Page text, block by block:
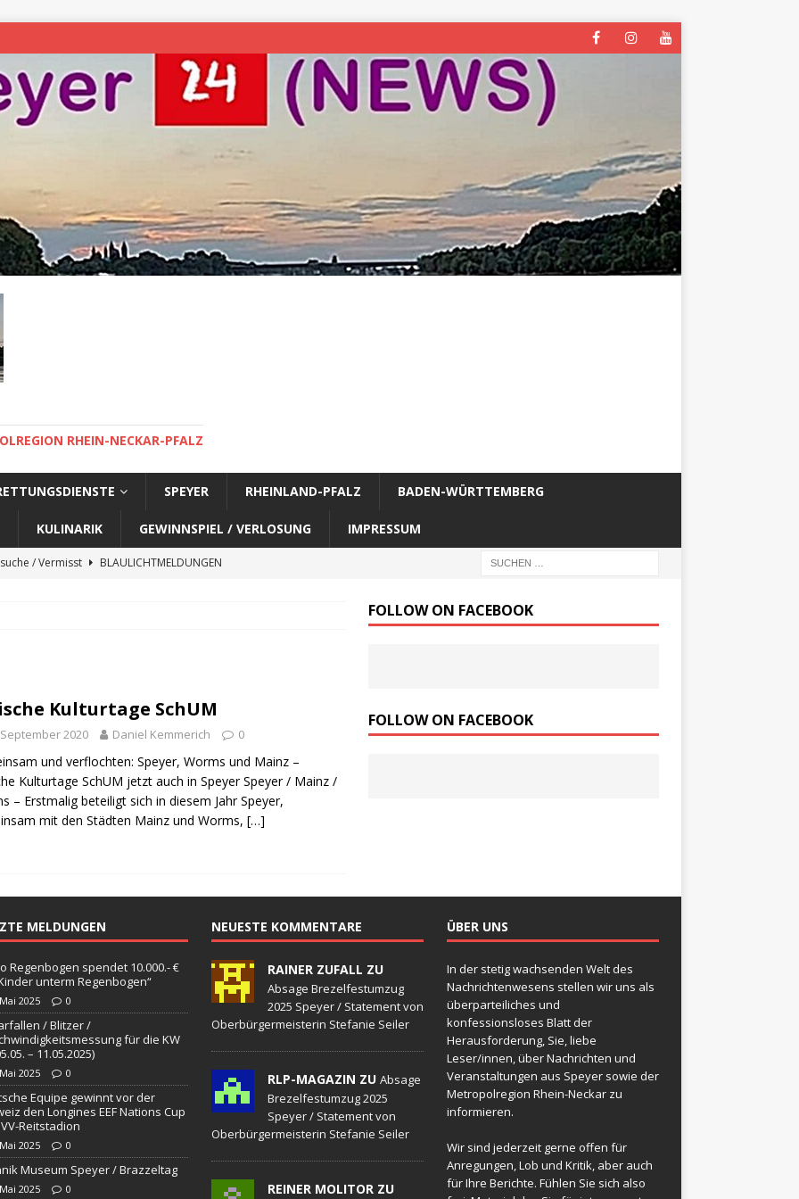
RHEIN-NECKAR-PFALZ
SPEYER RHEINLAND-PFALZ BADEN-WÜRTTEMBERG
KULINARIK GEWINNSPIEL / VERLOSUNG IMPRESSUM
/ Vermisst
BLAULICHTMELDUNGEN
/ Vermisst
/ Vermisst
/ Vermisst
BLAULICHTMELDUNGEN
/ Vermisst
BLAULICHTMELDUNGEN
Warnmeldung der Polizei
BLAULICHTMELDUNGEN
/ Öffentlichkeitsfahndung
BLAULICHTMELDUNGEN
BLAULICHTMELDUNGEN
– Militärischer Übungsplatz Dudenhofen / Speyer
UMWELT
spendet 10.000.- € an „Kinder unterm Regenbogen“
/ Blitzer / Geschwindigkeitsmessung für die KW 19 (05.05. –
gewinnt vor der Schweiz den Longines EEF Nations Cup im
Speyer / Brazzeltag
SPEYER
Kulturtage SchUM
September 2020 Daniel Kemmerich 0
und verflochten: Speyer, Worms und Mainz –
Kulturtage SchUM jetzt auch in Speyer Speyer / Mainz /
– Erstmalig beteiligt sich in diesem Jahr Speyer,
mit den Städten Mainz und Worms, […]
FOLLOW ON FACEBOOK
FOLLOW ON FACEBOOK
MELDUNGEN
Regenbogen spendet 10.000.- €
unterm Regenbogen“
2025 0
/ Blitzer /
für die KW
– 11.05.2025)
2025 0
Equipe gewinnt vor der
den Longines EEF Nations Cup
Reitstadion
2025 0
Museum Speyer / Brazzeltag
2025 0
NEUESTE KOMMENTARE
RAINER ZUFALL ZU
Absage Brezelfestumzug
2025 Speyer / Statement von
Oberbürgermeisterin Stefanie Seiler
RLP-MAGAZIN ZU Absage
Brezelfestumzug 2025
Speyer / Statement von
Oberbürgermeisterin Stefanie Seiler
REINER MOLITOR ZU
ÜBER UNS
In der stetig wachsenden Welt des
Nachrichtenwesens stellen wir uns als
überparteiliches und
konfessionsloses Blatt der
Herausforderung, Sie, liebe
Leser/innen, über Nachrichten und
Veranstaltungen aus Speyer sowie der
Metropolregion Rhein-Neckar zu
informieren.
Wir sind jederzeit gerne offen für
Anregungen, Lob und Kritik, aber auch
für Ihre Berichte. Fühlen Sie sich also